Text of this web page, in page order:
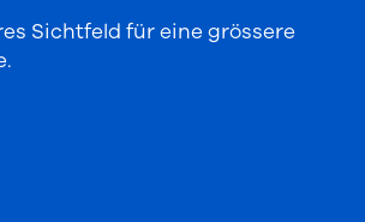
Sichtfeld für eine grössere